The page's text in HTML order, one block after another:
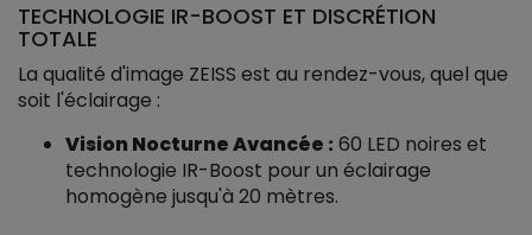
TECHNOLOGIE IR-BOOST ET DISCRÉTION
TOTALE
La qualité d'image ZEISS est au rendez-vous, quel que
soit l'éclairage :
Vision Nocturne Avancée : 60 LED noires et
technologie IR-Boost pour un éclairage
homogène jusqu'à 20 mètres.